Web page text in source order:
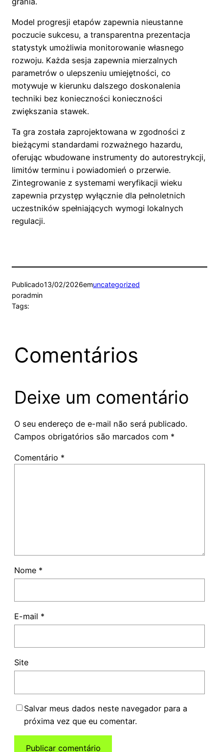
Model progresji etapów zapewnia nieustanne
poczucie sukcesu, a transparentna prezentacja
statystyk umożliwia monitorowanie własnego
rozwoju. Każda sesja zapewnia mierzalnych
parametrów o ulepszeniu umiejętności, co
motywuje w kierunku dalszego doskonalenia
techniki bez konieczności konieczności
zwiększania stawek.
Ta gra została zaprojektowana w zgodności z
bieżącymi standardami rozważnego hazardu,
oferując wbudowane instrumenty do autorestrykcji,
limitów terminu i powiadomień o przerwie.
Zintegrowanie z systemami weryfikacji wieku
zapewnia przystęp wyłącznie dla pełnoletnich
uczestników spełniających wymogi lokalnych
regulacji.
Publicado13/02/2026emuncategorized
poradmin
Tags:
Comentários
Deixe um comentário
O seu endereço de e-mail não será publicado.
Campos obrigatórios são marcados com *
Comentário *
Nome *
E-mail *
Site
Salvar meus dados neste navegador para a
próxima vez que eu comentar.